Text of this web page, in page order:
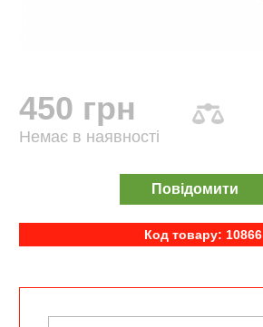
450 грн
Немає в наявності
Повідомити
Код товару: 10866